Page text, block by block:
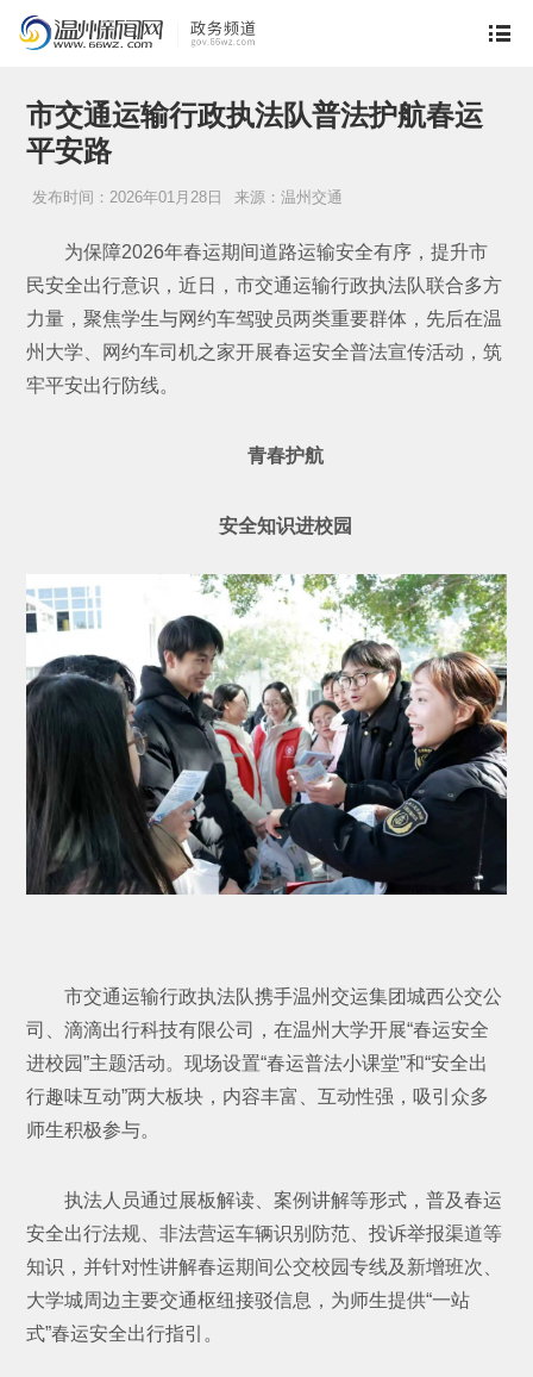
市交通运输行政执法队普法护航春运
平安路
发布时间：2026年01月28日 来源：温州交通
为保障2026年春运期间道路运输安全有序，提升市
民安全出行意识，近日，市交通运输行政执法队联合多方
力量，聚焦学生与网约车驾驶员两类重要群体，先后在温
州大学、网约车司机之家开展春运安全普法宣传活动，筑
牢平安出行防线。
青春护航
安全知识进校园
市交通运输行政执法队携手温州交运集团城西公交公
司、滴滴出行科技有限公司，在温州大学开展“春运安全
进校园”主题活动。现场设置“春运普法小课堂”和“安全出
行趣味互动”两大板块，内容丰富、互动性强，吸引众多
师生积极参与。
执法人员通过展板解读、案例讲解等形式，普及春运
安全出行法规、非法营运车辆识别防范、投诉举报渠道等
知识，并针对性讲解春运期间公交校园专线及新增班次、
大学城周边主要交通枢纽接驳信息，为师生提供“一站
式”春运安全出行指引。